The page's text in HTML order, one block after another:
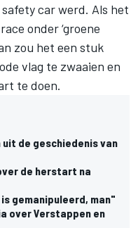
car werd. Als het
onder ‘groene
zou het een stuk
vlag te zwaaien en
te doen.
uit de geschiedenis van
de herstart na
gemanipuleerd, man"
over Verstappen en